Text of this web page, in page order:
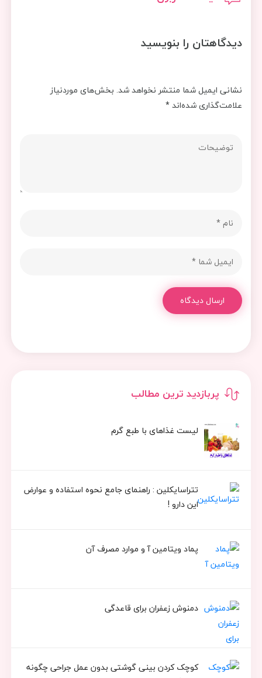
پربازدید ترین مطالب
لیست غذاهای با طبع گرم
تتراسایکلین : راهنمای جامع نحوه استفاده و عوارض
این دارو !
پماد ویتامین آ و موارد مصرف آن
دمنوش زعفران برای قاعدگی
کوچک کردن بینی گوشتی بدون عمل جراحی چگونه
دیدگاهتان را بنویسید
نشانی ایمیل شما منتشر نخواهد شد. بخش‌های موردنیاز
علامت‌گذاری شده‌اند*
ارسال دیدگاه